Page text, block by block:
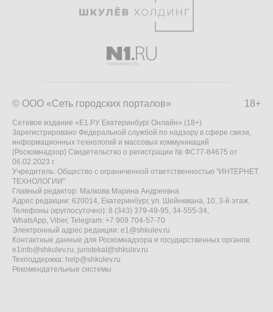
18+
© ООО «Сеть городских порталов»
Сетевое издание «Е1.РУ Екатеринбург Онлайн» (18+)
Зарегистрировано Федеральной службой по надзору в сфере связи,
информационных технологий и массовых коммуникаций
(Роскомнадзор) Свидетельство о регистрации № ФС77-84675 от
06.02.2023 г.
Учредитель: Общество с ограниченной ответственностью "ИНТЕРНЕТ
ТЕХНОЛОГИИ"
Главный редактор: Малкова Марина Андреевна
Адрес редакции: 620014, Екатеринбург, ул. Шейнкмана, 10, 3-й этаж,
Телефоны (круглосуточно): 8 (343) 379-49-95, 34-555-34,
WhatsApp, Viber, Telegram: +7 909 704-57-70
Электронный адрес редакции: e1@shkulev.ru
Контактные данные для Роскомнадзора и государственных органов:
e1info@shkulev.ru juristekat@shkulev.ru
Техподдержка: help@shkulev.ru
Рекомендательные системы